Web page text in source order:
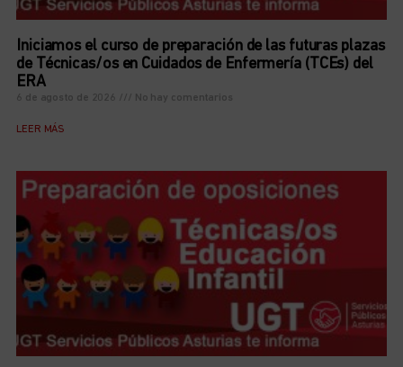
Iniciamos el curso de preparación de las futuras plazas
de Técnicas/os en Cuidados de Enfermería (TCEs) del
ERA
6 de agosto de 2026 No hay comentarios
LEER MÁS